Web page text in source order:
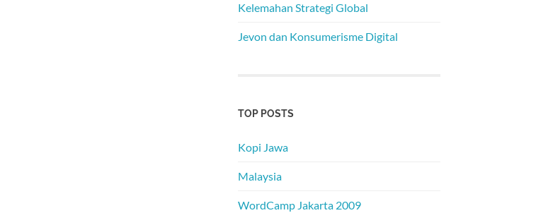
Kelemahan Strategi Global
Jevon dan Konsumerisme Digital
TOP POSTS
Kopi Jawa
Malaysia
WordCamp Jakarta 2009